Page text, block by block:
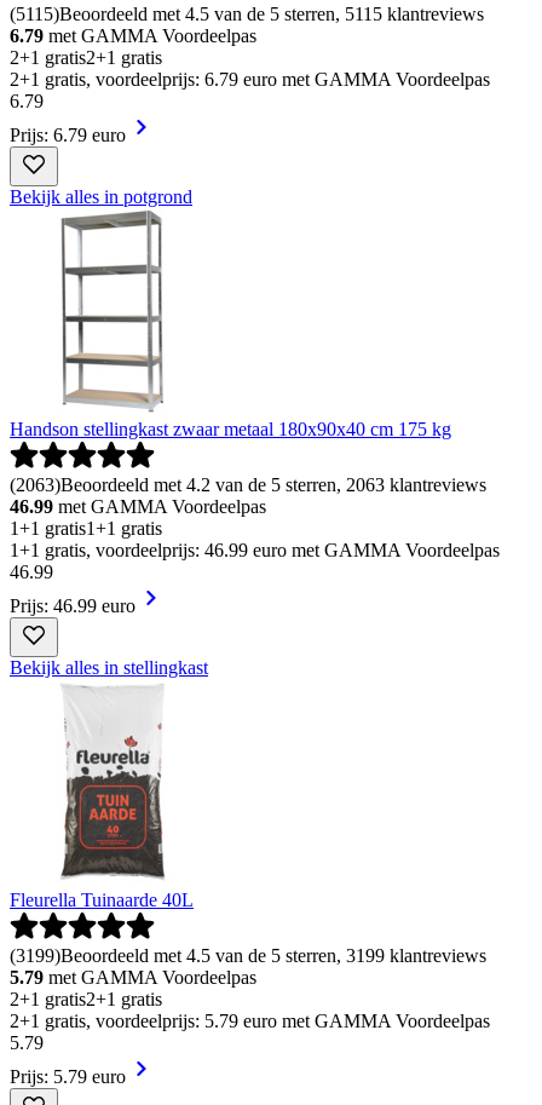
(5115)Beoordeeld met 4.5 van de 5 sterren, 5115 klantreviews
6.79 met GAMMA Voordeelpas
2+1 gratis2+1 gratis
2+1 gratis, voordeelprijs: 6.79 euro met GAMMA Voordeelpas
6.79
Prijs: 6.79 euro
Bekijk alles in potgrond
Handson stellingkast zwaar metaal 180x90x40 cm 175 kg
(2063)Beoordeeld met 4.2 van de 5 sterren, 2063 klantreviews
46.99 met GAMMA Voordeelpas
1+1 gratis1+1 gratis
1+1 gratis, voordeelprijs: 46.99 euro met GAMMA Voordeelpas
46.99
Prijs: 46.99 euro
Bekijk alles in stellingkast
Fleurella Tuinaarde 40L
(3199)Beoordeeld met 4.5 van de 5 sterren, 3199 klantreviews
5.79 met GAMMA Voordeelpas
2+1 gratis2+1 gratis
2+1 gratis, voordeelprijs: 5.79 euro met GAMMA Voordeelpas
5.79
Prijs: 5.79 euro